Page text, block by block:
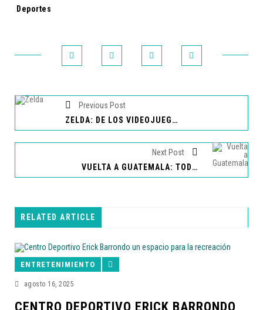
Tags:
Deportes
Previous Post
ZELDA: DE LOS VIDEOJUEGOS AL CINE
Next Post
VUELTA A GUATEMALA: TODO LISTO PARA EL BANDERAZO DE SALIDA
RELATED ARTICLE
ENTRETENIMIENTO
agosto 16, 2025
CENTRO DEPORTIVO ERICK BARRONDO